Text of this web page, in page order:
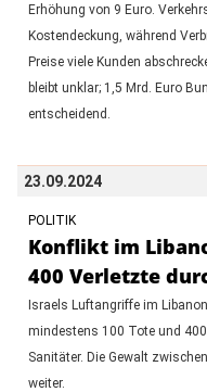
Erhöhung von 9 Euro.
Kostendeckung, während
Preise viele Kunden
bleibt unklar; 1,5 Mrd. Euro
entscheidend.
23.09.2024
POLITIK
Konflikt im
400 Verletzte
Israels Luftangriffe im
mindestens 100 Tote und
Sanitäter. Die Gewalt
weiter.